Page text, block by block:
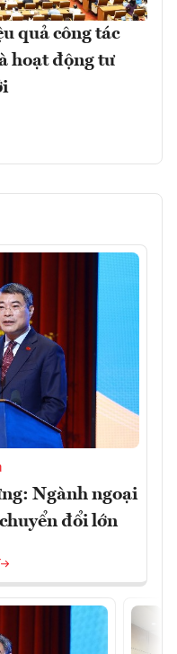
quả công tác
hoạt động tư
Ngành ngoại
đổi lớn